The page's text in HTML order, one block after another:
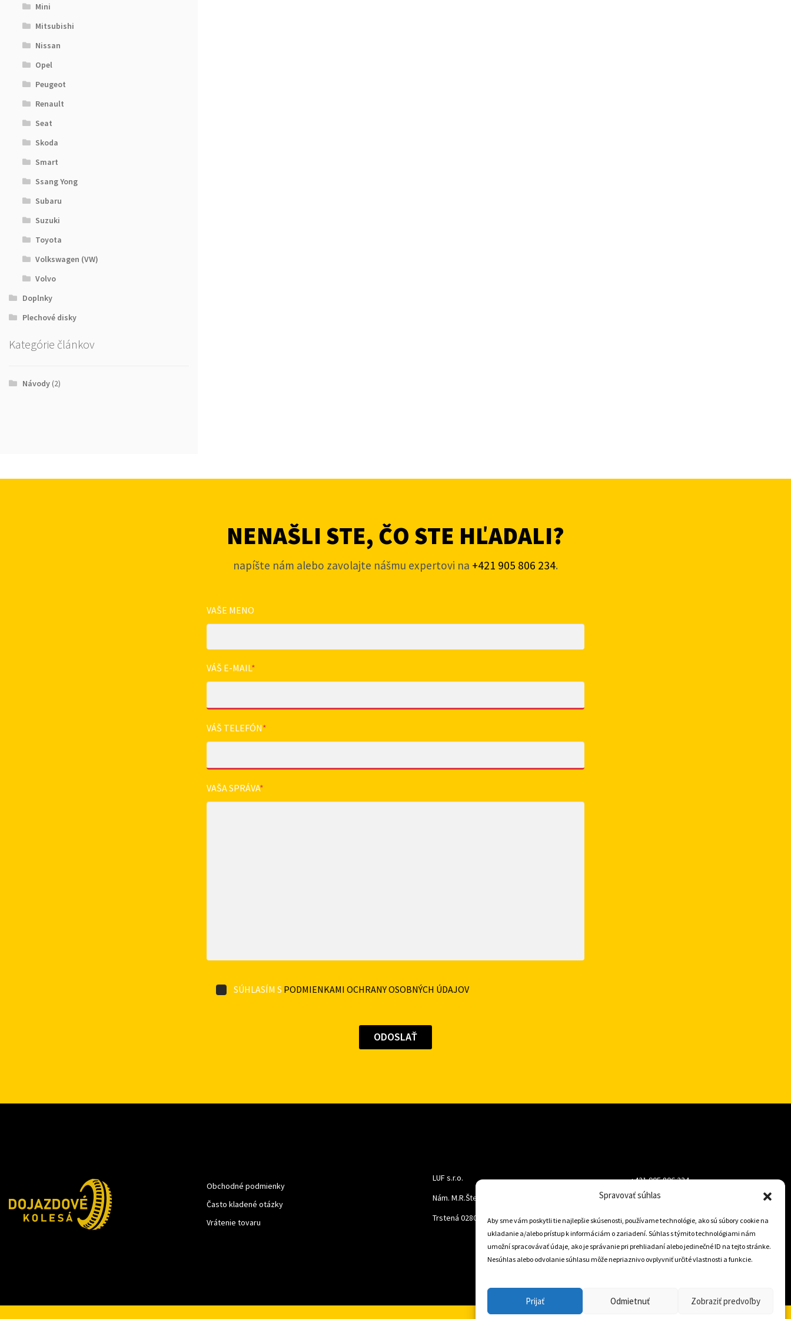
Spravovať súhlas
Aby sme vám poskytli tie najlepšie skúsenosti, používame technológie, ako sú súbory cookie na
ukladanie a/alebo prístup k informáciám o zariadení. Súhlas s týmito technológiami nám
umožní spracovávať údaje, ako je správanie pri prehliadaní alebo jedinečné ID na tejto stránke.
Nesúhlas alebo odvolanie súhlasu môže nepriaznivo ovplyvniť určité vlastnosti a funkcie.
Prijať Odmietnuť Zobraziť predvoľby
Mini
Mitsubishi
Nissan
Opel
Peugeot
Renault
Seat
Skoda
Smart
Ssang Yong
Subaru
Suzuki
Toyota
Volkswagen (VW)
Volvo
Doplnky
Plechové disky
Kategórie článkov
Návody(2)
NENAŠLI STE, ČO STE HĽADALI?
napíšte nám alebo zavolajte nášmu expertovi na +421 905 806 234.
VAŠE MENO
VÁŠ E-MAIL*
VÁŠ TELEFÓN*
VAŠA SPRÁVA*
SÚHLASÍM S PODMIENKAMI OCHRANY OSOBNÝCH ÚDAJOV
Obchodné podmienky
Často kladené otázky
Vrátenie tovaru
LUF s.r.o.
Nám. M.R.Štefanika 518,
Trstená 02801
+421 905 806 234
info@dojazdovekolesa.com
Český Eshop